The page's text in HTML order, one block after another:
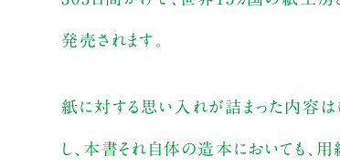
発売されます。
紙に対する思い入れが詰まった内容は
し、本書それ自体の造本においても、